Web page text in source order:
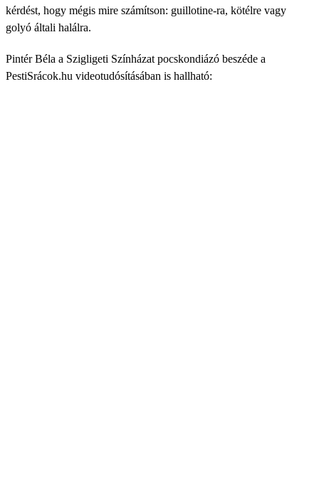
kérdést, hogy mégis mire számítson: guillotine-ra, kötélre vagy
golyó általi halálra.
Pintér Béla a Szigligeti Színházat pocskondiázó beszéde a
PestiSrácok.hu videotudósításában is hallható: